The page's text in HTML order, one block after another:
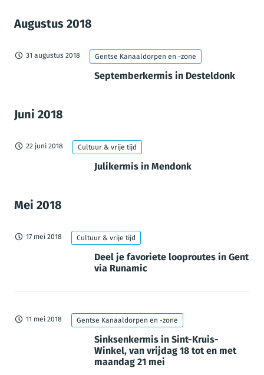
Augustus 2018
31 augustus 2018 Gentse Kanaaldorpen en -zone
Septemberkermis in Desteldonk
Juni 2018
22 juni 2018 Cultuur & vrije tijd
Julikermis in Mendonk
Mei 2018
17 mei 2018 Cultuur & vrije tijd
Deel je favoriete looproutes in Gent
via Runamic
11 mei 2018 Gentse Kanaaldorpen en -zone
Sinksenkermis in Sint-Kruis-
Winkel, van vrijdag 18 tot en met
maandag 21 mei